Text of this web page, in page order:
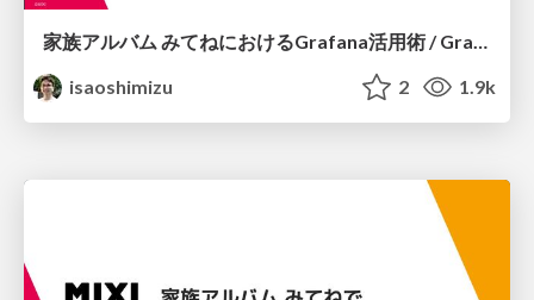
家族アルバム みてねにおけるGrafana活用術 / Grafana Meetup Japan Vol.1 LT
isaoshimizu
2 1.9k